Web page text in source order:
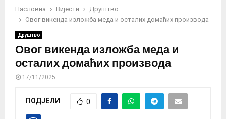
Насловна Вијести
Друштво
Овог викенда изложба меда и осталих домаћих производа
Друштво
Овог викенда изложба меда и
осталих домаћих производа
17/11/2025
ПОДЈЕЛИ 0